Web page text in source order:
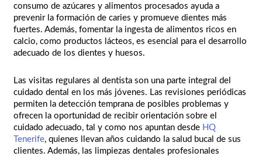
consumo de azúcares y alimentos procesados ayuda a
prevenir la formación de caries y promueve dientes más
fuertes. Además, fomentar la ingesta de alimentos ricos en
calcio, como productos lácteos, es esencial para el desarrollo
adecuado de los dientes y huesos.
Las visitas regulares al dentista son una parte integral del
cuidado dental en los más jóvenes. Las revisiones periódicas
permiten la detección temprana de posibles problemas y
ofrecen la oportunidad de recibir orientación sobre el
cuidado adecuado, tal y como nos apuntan desde HQ
Tenerife, quienes llevan años cuidando la salud bucal de sus
clientes. Además, las limpiezas dentales profesionales